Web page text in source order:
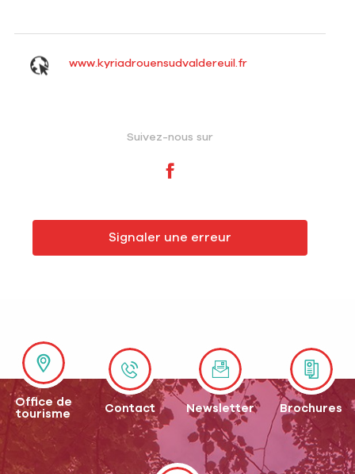
www.kyriadrouensudvaldereuil.fr
Suivez-nous sur
Signaler une erreur
Office de
tourisme
Contact Newsletter Brochures